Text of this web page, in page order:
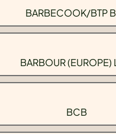
BARBECOOK/BTP
BARBOUR (EUROPE)
BCB